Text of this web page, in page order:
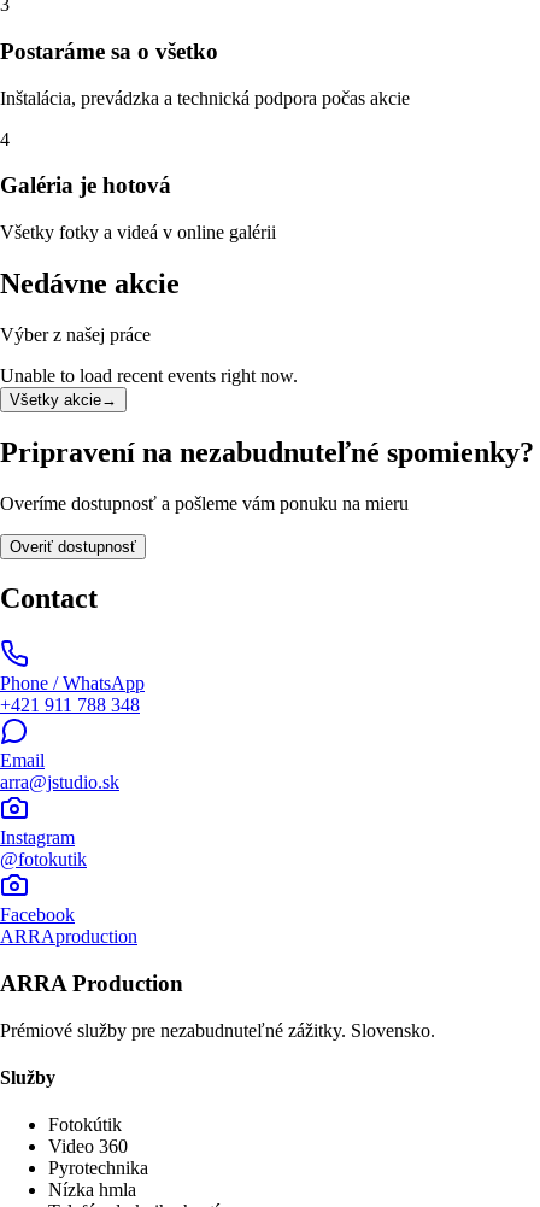
3
Postaráme sa o všetko
Inštalácia, prevádzka a technická podpora počas akcie
4
Galéria je hotová
Všetky fotky a videá v online galérii
Nedávne akcie
Výber z našej práce
Unable to load recent events right now.
Všetky akcie→
Pripravení na nezabudnuteľné spomienky?
Overíme dostupnosť a pošleme vám ponuku na mieru
Overiť dostupnosť
Contact
Phone / WhatsApp
+421 911 788 348
Email
arra@jstudio.sk
Instagram
@fotokutik
Facebook
ARRAproduction
ARRA Production
Prémiové služby pre nezabudnuteľné zážitky. Slovensko.
Služby
Fotokútik
Video 360
Pyrotechnika
Nízka hmla